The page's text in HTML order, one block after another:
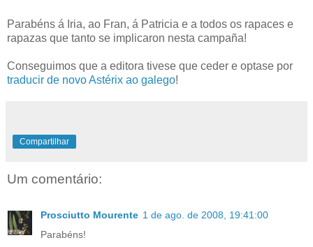
Parabéns á Iria, ao Fran, á Patricia e a todos os rapaces e
rapazas que tanto se implicaron nesta campaña!
Conseguimos que a editora tivese que ceder e optase por
traducir de novo Astérix ao galego!
Compartilhar
Um comentário:
Prosciutto Mourente 1 de ago. de 2008, 19:41:00
Parabéns!